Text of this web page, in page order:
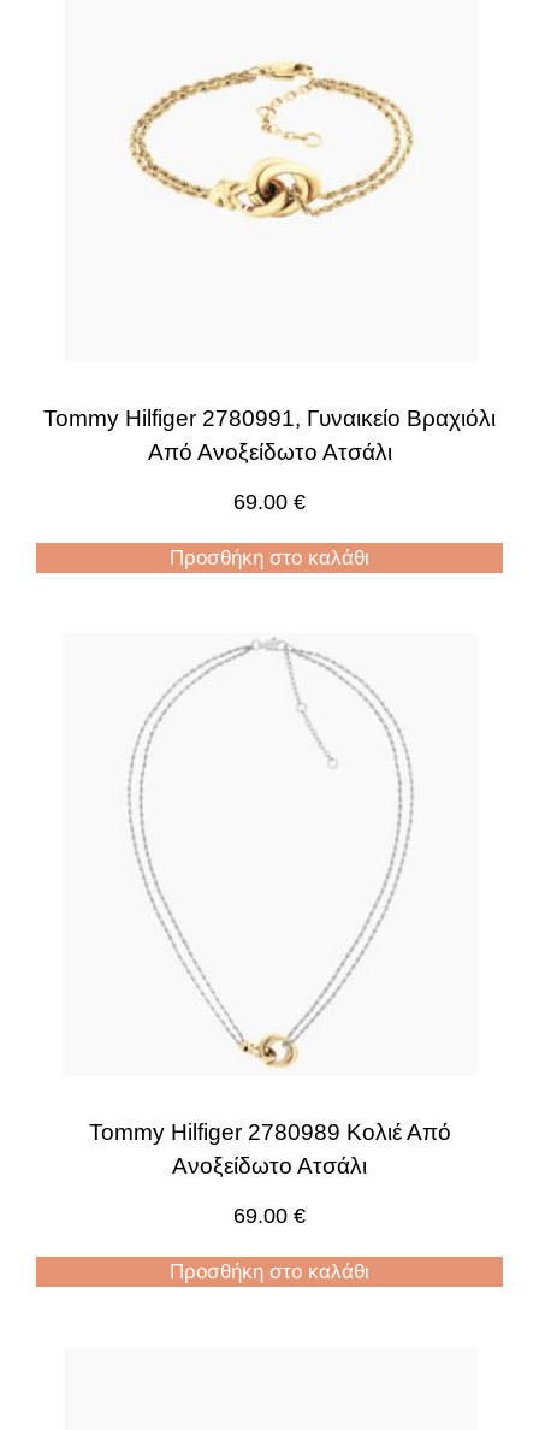
Tommy Hilfiger 2780991, Γυναικείο Βραχιόλι
Από Ανοξείδωτο Ατσάλι
69.00 €
Προσθήκη στο καλάθι
Tommy Hilfiger 2780989 Κολιέ Από
Ανοξείδωτο Ατσάλι
69.00 €
Προσθήκη στο καλάθι